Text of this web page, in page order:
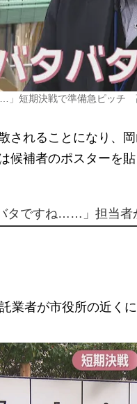
…」短期決戦で準備急ピッチ
れることになり、
候補者のポスターを
タですね……」担当者
業者が市役所の近くに